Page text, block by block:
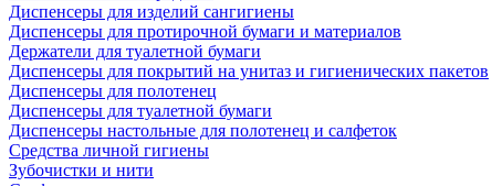
Диспенсеры для изделий сангигиены
Диспенсеры для протирочной бумаги и материалов
Держатели для туалетной бумаги
Диспенсеры для покрытий на унитаз и гигиенических пакетов
Диспенсеры для полотенец
Диспенсеры для туалетной бумаги
Диспенсеры настольные для полотенец и салфеток
Средства личной гигиены
Зубочистки и нити